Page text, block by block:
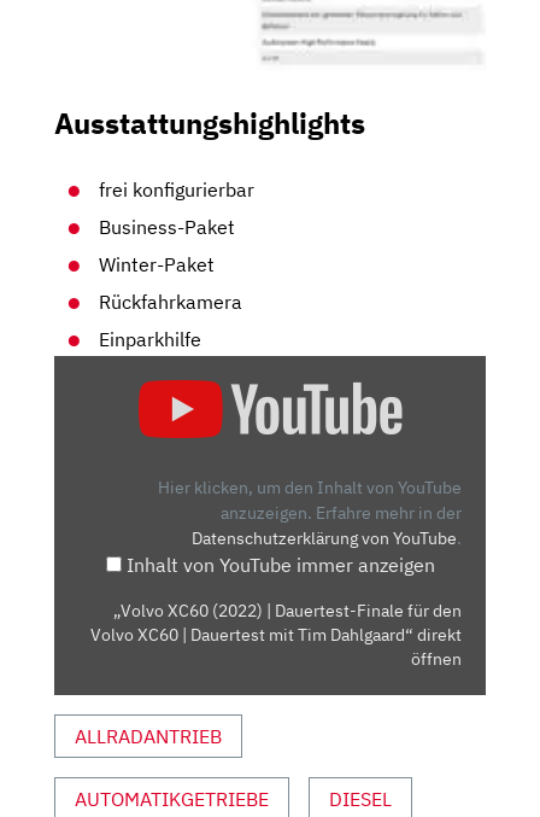
Ausstattungshighlights
frei konfigurierbar
Business-Paket
Winter-Paket
Rückfahrkamera
Einparkhilfe
DAUERTEST-
XC60
MIT
TIM
DAHLGAARD“
VON
Hier klicken, um den Inhalt von YouTube
anzuzeigen. Erfahre mehr in der
Datenschutzerklärung von YouTube.
Inhalt von YouTube immer anzeigen
„Volvo XC60 (2022) | Dauertest-Finale für den
Volvo XC60 | Dauertest mit Tim Dahlgaard“ direkt
öffnen
ALLRADANTRIEB
AUTOMATIKGETRIEBE DIESEL